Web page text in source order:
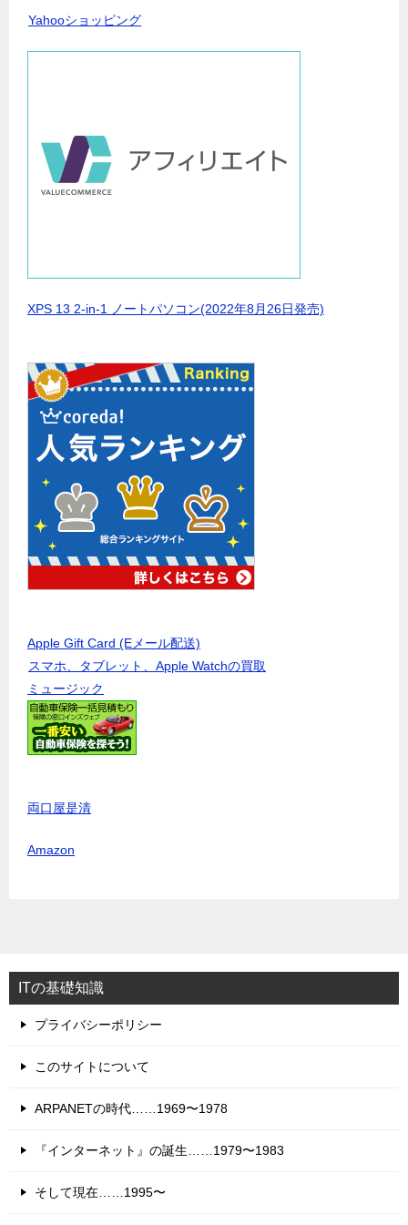
Yahooショッピング
XPS 13 2-in-1 ノートパソコン(2022年8月26日発売)
Apple Gift Card (Eメール配送)
スマホ、タブレット、Apple Watchの買取
ミュージック
両口屋是清
Amazon
ITの基礎知識
プライバシーポリシー
このサイトについて
ARPANETの時代……1969〜1978
『インターネット』の誕生……1979〜1983
そして現在……1995〜